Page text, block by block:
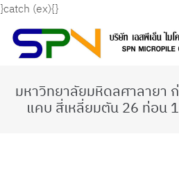
}catch (ex){}
มหาวิทยาลัยมหิดลศาลายา
แคบ สี่เหลี่ยมตัน 26 ท่อน